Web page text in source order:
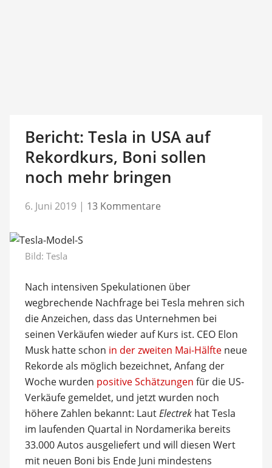
Bericht: Tesla in USA auf
Rekordkurs, Boni sollen
noch mehr bringen
6. Juni 2019 | 13 Kommentare
Bild: Tesla
Nach intensiven Spekulationen über
wegbrechende Nachfrage bei Tesla mehren sich
die Anzeichen, dass das Unternehmen bei
seinen Verkäufen wieder auf Kurs ist. CEO Elon
Musk hatte schon in der zweiten Mai-Hälfteneue
Rekorde als möglich bezeichnet, Anfang der
Woche wurden positive Schätzungen für die US-
Verkäufe gemeldet, und jetzt wurden noch
höhere Zahlen bekannt: LautElectrekhat Tesla
im laufenden Quartal in Nordamerika bereits
33.000 Autos ausgeliefert und will diesen Wert
mit neuen Boni bis Ende Juni mindestens